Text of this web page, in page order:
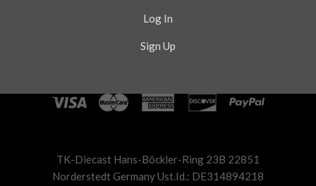
Log In
Sign Up
TK-Diecast Hans-Böckler-Ring 23B 22851
Norderstedt Germany Ust.Id.: DE314894218